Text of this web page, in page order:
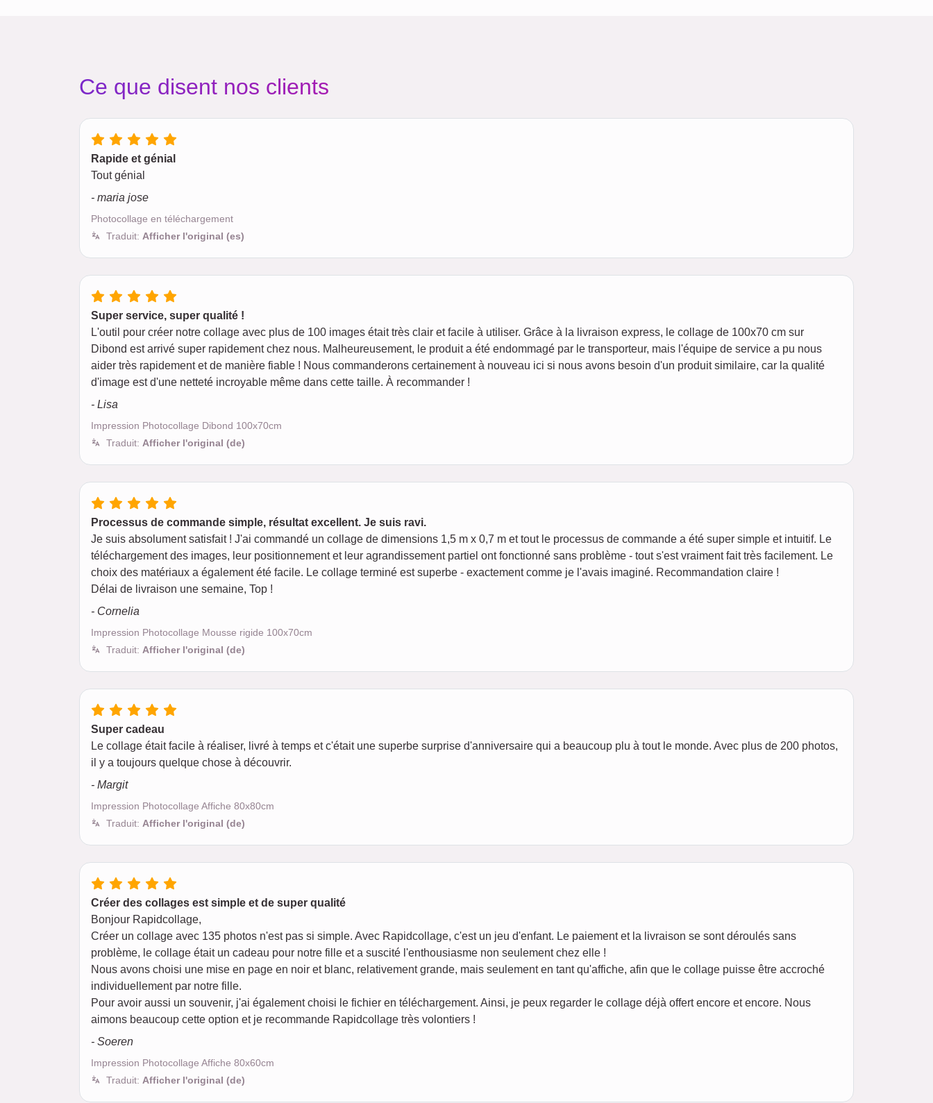
Ce que disent nos clients
Rapide et génial
Tout génial
- maria jose
Photocollage en téléchargement
Traduit: Afficher l'original (es)
Super service, super qualité !
L'outil pour créer notre collage avec plus de 100 images était très clair et facile à utiliser. Grâce à la livraison express, le collage de 100x70 cm sur
Dibond est arrivé super rapidement chez nous. Malheureusement, le produit a été endommagé par le transporteur, mais l'équipe de service a pu nous
aider très rapidement et de manière fiable ! Nous commanderons certainement à nouveau ici si nous avons besoin d'un produit similaire, car la qualité
d'image est d'une netteté incroyable même dans cette taille. À recommander !
- Lisa
Impression Photocollage Dibond 100x70cm
Traduit: Afficher l'original (de)
Processus de commande simple, résultat excellent. Je suis ravi.
Je suis absolument satisfait ! J'ai commandé un collage de dimensions 1,5 m x 0,7 m et tout le processus de commande a été super simple et intuitif. Le
téléchargement des images, leur positionnement et leur agrandissement partiel ont fonctionné sans problème - tout s'est vraiment fait très facilement. Le
choix des matériaux a également été facile. Le collage terminé est superbe - exactement comme je l'avais imaginé. Recommandation claire !
Délai de livraison une semaine, Top !
- Cornelia
Impression Photocollage Mousse rigide 100x70cm
Traduit: Afficher l'original (de)
Super cadeau
Le collage était facile à réaliser, livré à temps et c'était une superbe surprise d'anniversaire qui a beaucoup plu à tout le monde. Avec plus de 200 photos,
il y a toujours quelque chose à découvrir.
- Margit
Impression Photocollage Affiche 80x80cm
Traduit: Afficher l'original (de)
Créer des collages est simple et de super qualité
Bonjour Rapidcollage,
Créer un collage avec 135 photos n'est pas si simple. Avec Rapidcollage, c'est un jeu d'enfant. Le paiement et la livraison se sont déroulés sans
problème, le collage était un cadeau pour notre fille et a suscité l'enthousiasme non seulement chez elle !
Nous avons choisi une mise en page en noir et blanc, relativement grande, mais seulement en tant qu'affiche, afin que le collage puisse être accroché
individuellement par notre fille.
Pour avoir aussi un souvenir, j'ai également choisi le fichier en téléchargement. Ainsi, je peux regarder le collage déjà offert encore et encore. Nous
aimons beaucoup cette option et je recommande Rapidcollage très volontiers !
- Soeren
Impression Photocollage Affiche 80x60cm
Traduit: Afficher l'original (de)